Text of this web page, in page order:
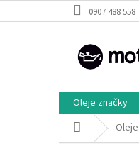
na
0907 488 558
Oleje značky
Domov